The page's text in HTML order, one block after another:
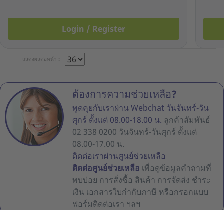
Login / Register
แสดงผลต่อหน้า :
ต้องการความช่วยเหลือ?
พูดคุยกับเราผ่าน Webchat วันจันทร์-วัน
ศุกร์ ตั้งแต่ 08.00-18.00 น. ลูกค้าสัมพันธ์
02 338 0200 วันจันทร์-วันศุกร์ ตั้งแต่
08.00-17.00 น.
ติดต่อเราผ่านศูนย์ช่วยเหลือ
ติดต่อศูนย์ช่วยเหลือ เพื่อดูข้อมูลคำถามที่
พบบ่อย การสั่งซื้อ สินค้า การจัดส่ง ชำระ
เงิน เอกสารใบกำกับภาษี หรือกรอกแบบ
ฟอร์มติดต่อเรา ฯลฯ